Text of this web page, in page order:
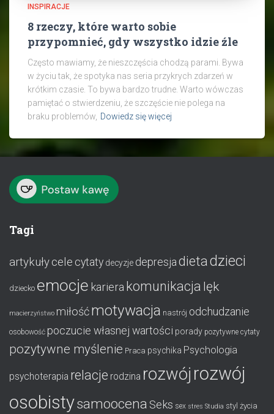
INSPIRACJE
8 rzeczy, które warto sobie
przypomnieć, gdy wszystko idzie źle
Często mawiamy, że nieszczęścia chodzą parami. Bywa
w życiu tak, że spotyka nas seria przykrych zdarzeń w
krótkim czasie. To bywa bardzo trudne. Warto wówczas
pamiętać o stwierdzeniu, że szczęście nie polega na
braku problemów, Dowiedz się więcej
Tagi
artykułycele cytaty decyzje depresja dietadzieci
dziecko emocje kariera komunikacja lęk
macierzyństwo miłośćmotywacja nastrój odchudzanie
osobowość poczucie własnej wartości porady pozytywne cytaty
pozytywne myślenie Praca psychika Psychologia
psychoterapia relacje rodzina rozwój rozwój
osobistysamoocena Seks sex stres Studia styl życia